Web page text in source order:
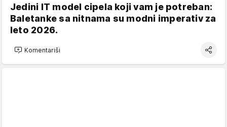
Jedini IT model cipela koji vam je potreban:
Baletanke sa nitnama su modni imperativ za
leto 2026.
Komentariši